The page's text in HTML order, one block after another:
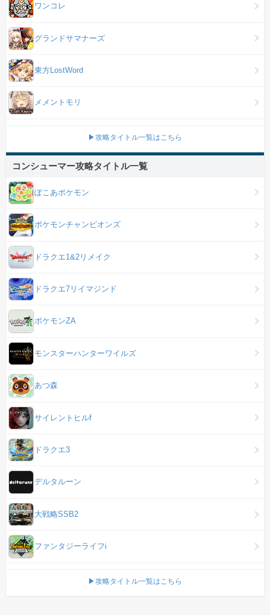
ワンコレ
グランドサマナーズ
東方LostWord
メメントモリ
▶攻略タイトル一覧はこちら
コンシューマー攻略タイトル一覧
ぽこあポケモン
ポケモンチャンピオンズ
ドラクエ1&2リメイク
ドラクエ7リイマジンド
ポケモンZA
モンスターハンターワイルズ
あつ森
サイレントヒルf
ドラクエ3
デルタルーン
大戦略SSB2
ファンタジーライフi
▶攻略タイトル一覧はこちら